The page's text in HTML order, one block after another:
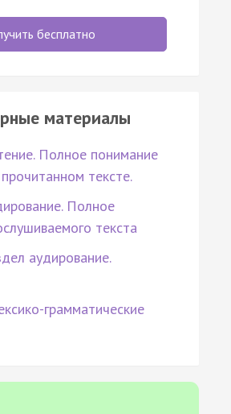
бесплатно
материалы
Полное понимание
тексте.
Полное
текста
аудирование.
грамматические